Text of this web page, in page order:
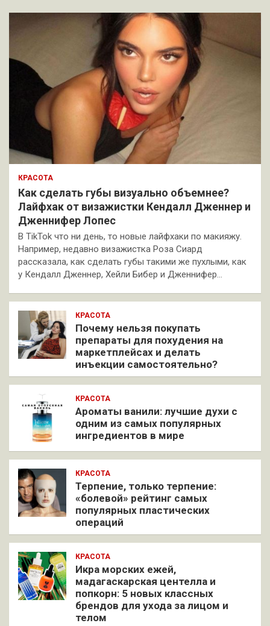
КРАСОТА
Как сделать губы визуально объемнее?
Лайфхак от визажистки Кендалл Дженнер и
Дженнифер Лопес
В TikTok что ни день, то новые лайфхаки по макияжу.
Например, недавно визажистка Роза Сиард
рассказала, как сделать губы такими же пухлыми, как
у Кендалл Дженнер, Хейли Бибер и Дженнифер…
КРАСОТА
Почему нельзя покупать
препараты для похудения на
маркетплейсах и делать
инъекции самостоятельно?
КРАСОТА
Ароматы ванили: лучшие духи с
одним из самых популярных
ингредиентов в мире
КРАСОТА
Терпение, только терпение:
«болевой» рейтинг самых
популярных пластических
операций
КРАСОТА
Икра морских ежей,
мадагаскарская центелла и
попкорн: 5 новых классных
брендов для ухода за лицом и
телом